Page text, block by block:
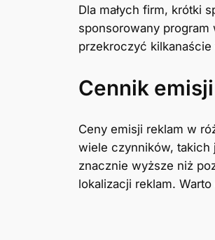
Dla małych firm, krótki
sponsorowany
przekroczyć
Cennik
Ceny emisji reklam w
wiele czynników, takich
znacznie wyższe niż
lokalizacji reklam.